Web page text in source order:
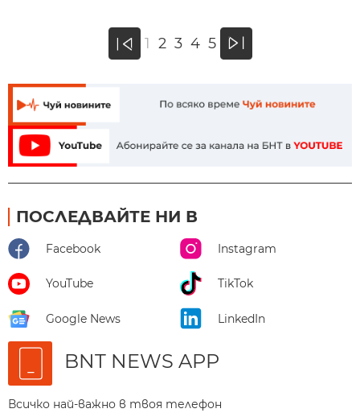
« 1 2 3 4 5 »
ПОСЛЕДВАЙТЕ НИ В
Facebook Instagram
YouTube TikTok
Google News LinkedIn
BNT NEWS APP
Всичко най-важно в твоя телефон